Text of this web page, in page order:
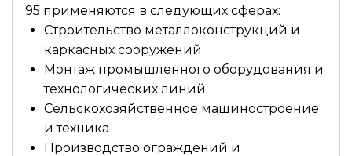
95 применяются в следующих сферах:
Строительство металлоконструкций и
каркасных сооружений
Монтаж промышленного оборудования и
технологических линий
Сельскохозяйственное машиностроение
и техника
Производство ограждений и